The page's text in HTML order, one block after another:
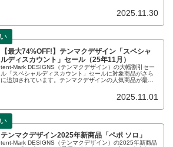
2025.11.30
【最大74%OFF!】テンマクデザイン「スペシャ
ルディスカウント」セール（25年11月）
tent-Mark DESIGNS（テンマクデザイン）の大幅割引セー
ル「スペシャルディスカウント」セールに対象商品がさら
に追加されています。テンマクデザインの人気商品が最大
2025.11.01
テンマクデザイン2025年新商品「ペポ ソロ」
tent-Mark DESIGNS（テンマクデザイン）の2025年新商品